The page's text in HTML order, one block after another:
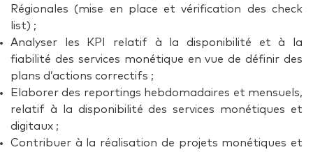
Régionales (mise en place et vérification des check
list) ;
Analyser les KPI relatif à la disponibilité et à la
fiabilité des services monétique en vue de définir des
plans d’actions correctifs ;
Elaborer des reportings hebdomadaires et mensuels,
relatif à la disponibilité des services monétiques et
digitaux ;
Contribuer à la réalisation de projets monétiques et